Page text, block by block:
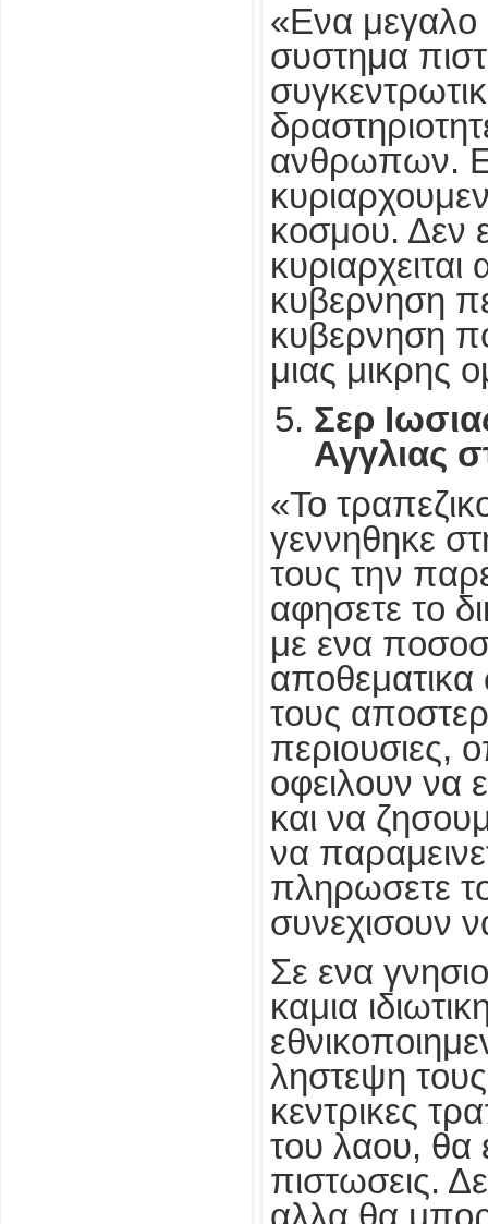
«Ενα μεγαλο
συστημα
ανθρωπων.
κοσμου. Δεν
κυβερνηση
κυβερνηση
μιας
Σερ
Αγγλιας
«Το
γεννηθηκε
τους την
αφησετε το
με ενα
τους
περιουσιες,
οφειλουν να
και να
να
πληρωσετε
συνεχισουν
Σε ενα
καμια
ληστεψη τους
κεντρικες
του λαου, θα
πιστωσεις.